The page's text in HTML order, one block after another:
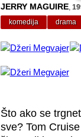
JERRY MAGUIRE,
komedija
drama
Što ako se
sve? Tom